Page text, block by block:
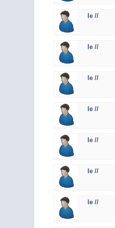
le //
le //
le //
le //
le //
le //
le //